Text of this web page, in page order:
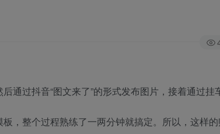
通过抖音“图文来了”的形式发布图片，接着通过挂
，整个过程熟练了一两分钟就搞定。所以，这样